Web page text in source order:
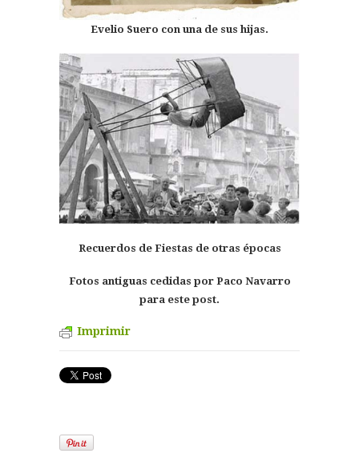
Evelio Suero con una de sus hijas.
Recuerdos de Fiestas de otras épocas
Fotos antiguas cedidas por Paco Navarro
para este post.
Imprimir